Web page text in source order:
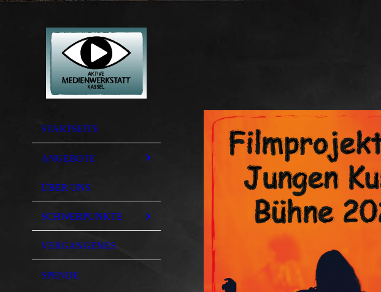
STARTSEITE
ANGEBOTE
ÜBER UNS
SCHWERPUNKTE
VERGANGENES
SPENDE